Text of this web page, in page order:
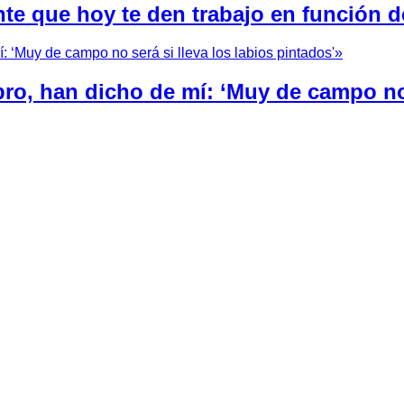
que hoy te den trabajo en función
han dicho de mí: ‘Muy de campo